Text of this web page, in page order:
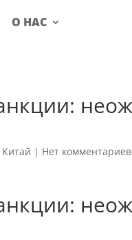
О НАС
| Нет комментариев